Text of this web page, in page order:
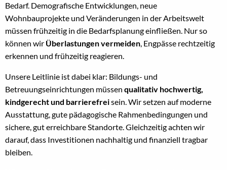
Bedarf. Demografische Entwicklungen, neue
Wohnbauprojekte und Veränderungen in der Arbeitswelt
müssen frühzeitig in die Bedarfsplanung einfließen. Nur so
können wir Überlastungen vermeiden, Engpässe rechtzeitig
erkennen und frühzeitig reagieren.
Unsere Leitlinie ist dabei klar: Bildungs- und
Betreuungseinrichtungen müssen qualitativ hochwertig,
kindgerecht und barrierefreisein. Wir setzen auf moderne
Ausstattung, gute pädagogische Rahmenbedingungen und
sichere, gut erreichbare Standorte. Gleichzeitig achten wir
darauf, dass Investitionen nachhaltig und finanziell tragbar
bleiben.